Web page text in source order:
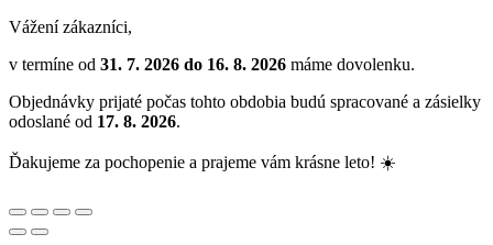
Vážení zákazníci,
v termíne od 31. 7. 2026 do 16. 8. 2026 máme dovolenku.
Objednávky prijaté počas tohto obdobia budú spracované a zásielky
odoslané od 17. 8. 2026.
Ďakujeme za pochopenie a prajeme vám krásne leto! ☀️